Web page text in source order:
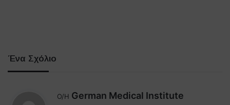
Ένα Σχόλιο
Ο/Η German Medical Institute